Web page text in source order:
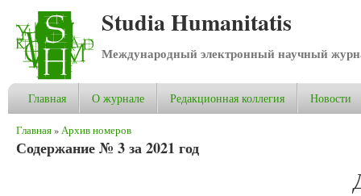
Studia Humanitatis
Международный электронный научный
Главная О журнале Редакционная коллегия Новости
Вы здесь
Главная»Архив номеров
Содержание № 3 за 2021 год